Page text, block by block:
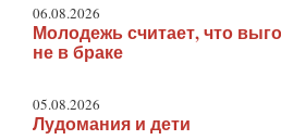
06.08.2026
Молодежь считает, что
не в браке
05.08.2026
Лудомания и дети